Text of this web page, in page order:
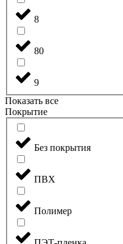
8
80
9
Показать все
Покрытие
Без покрытия
ПВХ
Полимер